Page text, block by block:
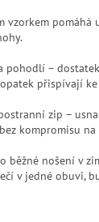
vzorkem
pohodlí –
přispívají
zip –
kompromisu
nošení v
v jedné obuvi,